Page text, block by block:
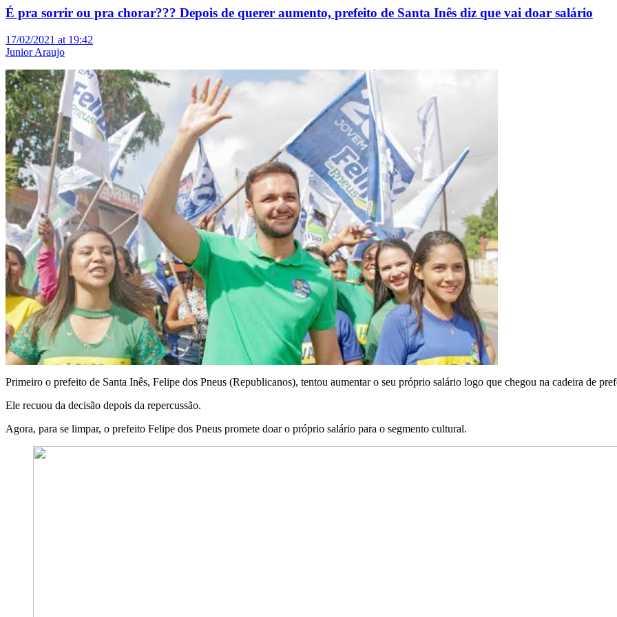
É pra sorrir ou pra chorar??? Depois de querer aumento, prefeito de Santa Inês diz que vai doar salário
17/02/2021 at 19:42
Junior Araujo
Primeiro o prefeito de Santa Inês, Felipe dos Pneus (Republicanos), tentou aumentar o seu próprio salário logo que chegou na cadeira de
Ele recuou da decisão depois da repercussão.
Agora, para se limpar, o prefeito Felipe dos Pneus promete doar o próprio salário para o segmento cultural.